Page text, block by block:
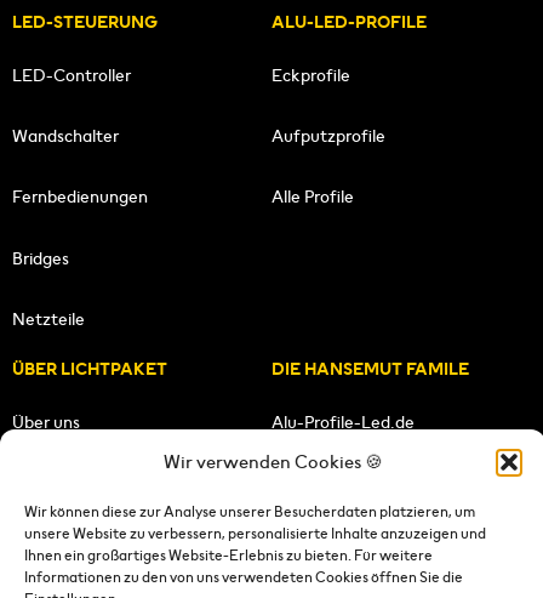
Wir verwenden Cookies 🍪
Wir können diese zur Analyse unserer Besucherdaten platzieren, um
unsere Website zu verbessern, personalisierte Inhalte anzuzeigen und
Ihnen ein großartiges Website-Erlebnis zu bieten. Für weitere
Informationen zu den von uns verwendeten Cookies öffnen Sie die
LED-STEUERUNG
LED-Controller
Wandschalter
Fernbedienungen
Bridges
Netzteile
ALU-LED-PROFILE
Eckprofile
Aufputzprofile
Alle Profile
ÜBER LICHTPAKET
Über uns
Unser Team
DIE HANSEMUT FAMILE
Alu-Profile-Led.de
Lichtpaket.de